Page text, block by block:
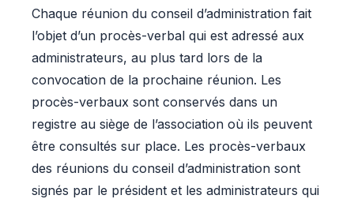
Chaque réunion du conseil d’administration fait
l’objet d’un procès-verbal qui est adressé aux
administrateurs, au plus tard lors de la
convocation de la prochaine réunion. Les
procès-verbaux sont conservés dans un
registre au siège de l’association où ils peuvent
être consultés sur place. Les procès-verbaux
des réunions du conseil d’administration sont
signés par le président et les administrateurs qui